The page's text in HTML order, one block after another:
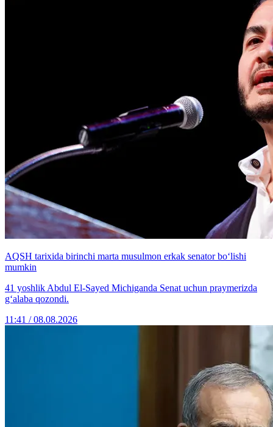
AQSH tarixida birinchi marta musulmon erkak senator bo‘lishi
mumkin
41 yoshlik Abdul El-Sayed Michiganda Senat uchun praymerizda
g‘alaba qozondi.
11:41 / 08.08.2026